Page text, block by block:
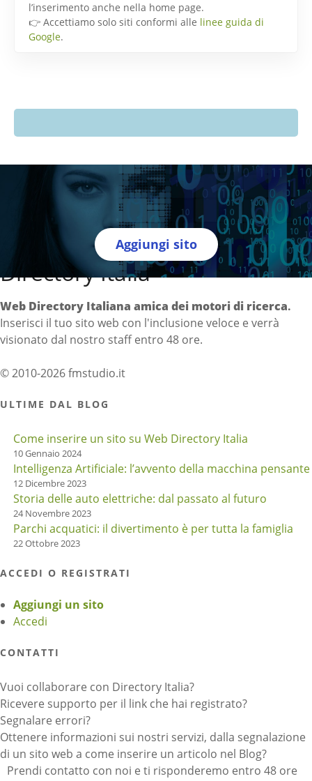
l’inserimento anche nella home page.
👉 Accettiamo solo siti conformi alle linee guida di
Google.
Aggiungi sito
Directory Italia
Web Directory Italiana amica dei motori di ricerca.
Inserisci il tuo sito web con l'inclusione veloce e verrà
visionato dal nostro staff entro 48 ore.
© 2010-2026 fmstudio.it
ULTIME DAL BLOG
Come inserire un sito su Web Directory Italia
10 Gennaio 2024
Intelligenza Artificiale: l’avvento della macchina pensante
12 Dicembre 2023
Storia delle auto elettriche: dal passato al futuro
24 Novembre 2023
Parchi acquatici: il divertimento è per tutta la famiglia
22 Ottobre 2023
ACCEDI O REGISTRATI
Aggiungi un sito
Accedi
CONTATTI
Vuoi collaborare con Directory Italia?
Ricevere supporto per il link che hai registrato?
Segnalare errori?
Ottenere informazioni sui nostri servizi, dalla segnalazione
di un sito web a come inserire un articolo nel Blog?
Prendi contatto con noi e ti risponderemo entro 48 ore